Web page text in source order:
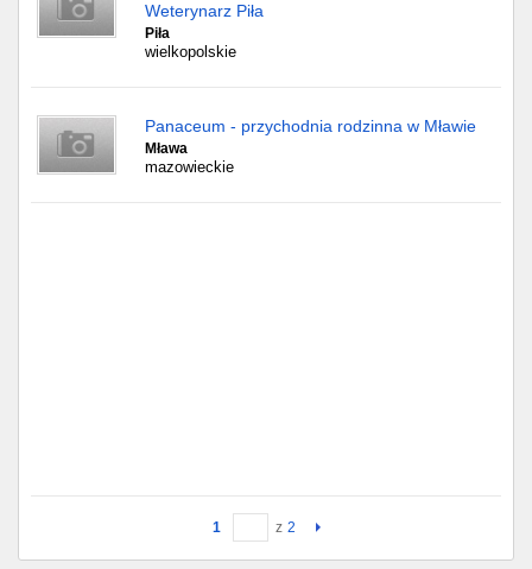
Weterynarz Piła
Piła
wielkopolskie
Panaceum - przychodnia rodzinna w Mławie
Mława
mazowieckie
1 z 2